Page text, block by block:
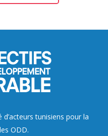
tunisiens pour la
ODD.